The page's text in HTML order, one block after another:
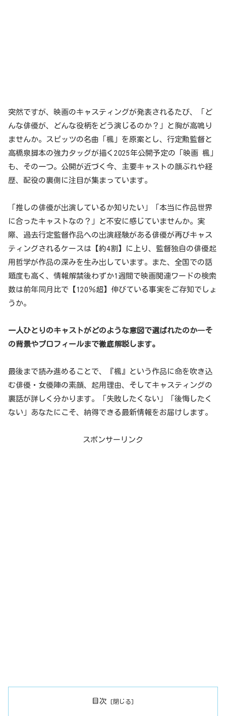
突然ですが、映画のキャスティングが発表されるたび、「ど
んな俳優が、どんな役柄をどう演じるのか？」と胸が高鳴り
ませんか。スピッツの名曲「楓」を原案とし、行定勲監督と
高橋泉脚本の強力タッグが描く2025年公開予定の「映画 楓」
も、その一つ。公開が近づく今、主要キャストの顔ぶれや経
歴、配役の裏側に注目が集まっています。
「推しの俳優が出演しているか知りたい」「本当に作品世界
に合ったキャストなの？」と不安に感じていませんか。実
際、過去行定監督作品への出演経験がある俳優が再びキャス
ティングされるケースは【約4割】に上り、監督独自の俳優起
用哲学が作品の深みを生み出しています。また、全国での話
題度も高く、情報解禁後わずか1週間で映画関連ワードの検索
数は前年同月比で【120％超】伸びている事実をご存知でしょ
うか。
一人ひとりのキャストがどのような意図で選ばれたのか―そ
の背景やプロフィールまで徹底解説します。
最後まで読み進めることで、『楓』という作品に命を吹き込
む俳優・女優陣の素顔、起用理由、そしてキャスティングの
裏話が詳しく分かります。「失敗したくない」「後悔したく
ない」あなたにこそ、納得できる最新情報をお届けします。
スポンサーリンク
目次